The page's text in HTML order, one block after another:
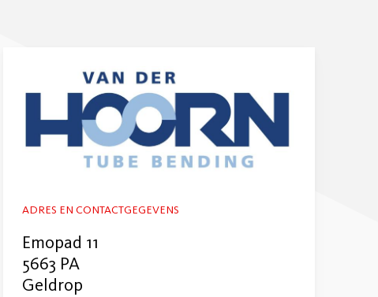
ADRES EN CONTACTGEGEVENS
Emopad 11
5663 PA
Geldrop